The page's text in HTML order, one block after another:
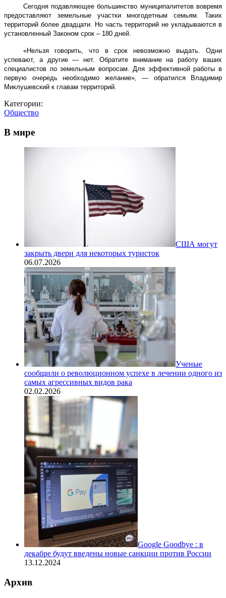
Сегодня подавляющее большинство муниципалитетов вовремя
предоставляют земельные участки многодетным семьям. Таких
территорий более двадцати. Но часть территорий не укладываются в
установленный Законом срок – 180 дней.
«Нельзя говорить, что в срок невозможно выдать. Одни
успевают, а другие — нет. Обратите внимание на работу ваших
специалистов по земельным вопросам. Для эффективной работы в
первую очередь необходимо желание», — обратился Владимир
Миклушевский к главам территорий.
Категории:
Общество
В мире
США могут
закрыть двери для некоторых туристок
06.07.2026
Ученые
сообщили о революционном успехе в лечении одного из
самых агрессивных видов рака
02.02.2026
Google Goodbye : в
декабре будут введены новые санкции против России
13.12.2024
Архив